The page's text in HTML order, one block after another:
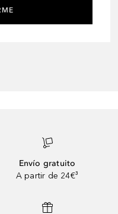
Envío gratuito
A partir de 24€³